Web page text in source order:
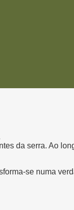
da serra. Ao
se numa